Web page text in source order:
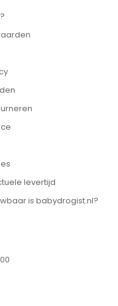
levertijd
is babydrogist.nl?